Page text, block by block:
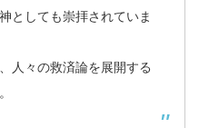
としても崇拝されていま
人々の救済論を展開する